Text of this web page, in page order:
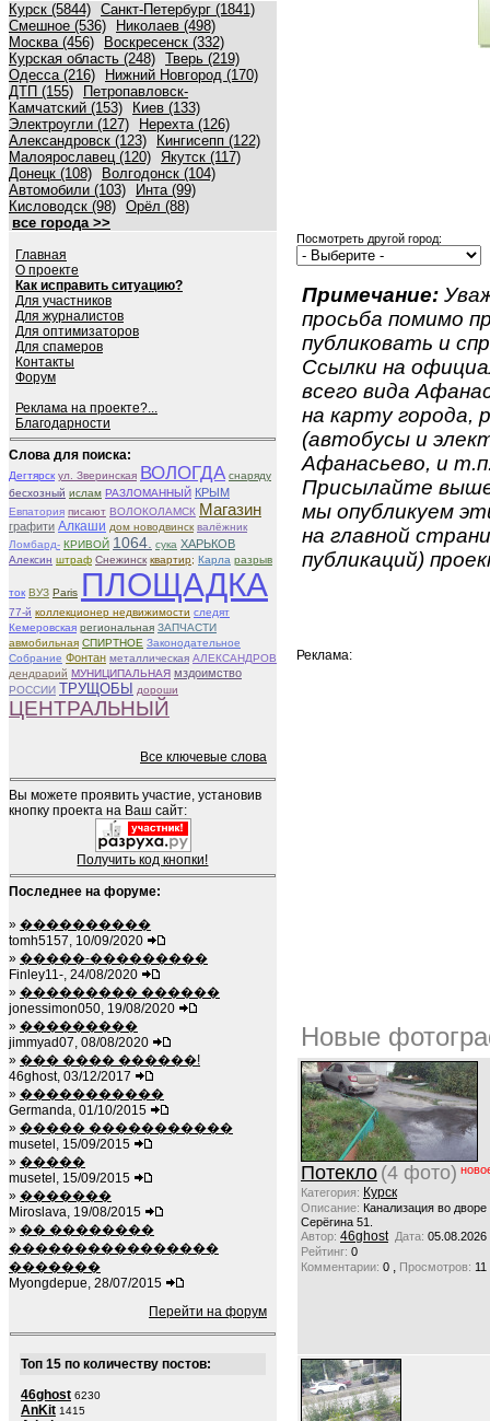
Курск (5844) Санкт-Петербург (1841)
Смешное (536)
Николаев (498)
Москва (456)
Воскресенск (332)
Курская область (248) Тверь (219)
Одесса (216)
Нижний Новгород (170)
ДТП (155)
Петропавловск-
Камчатский (153)
Киев (133)
Электроугли (127)
Нерехта (126)
Александровск (123)
Кингисепп (122)
Малоярославец (120) Якутск (117)
Донецк (108)
Волгодонск (104)
Автомобили (103)
Инта (99)
Кисловодск (98) Орёл (88)
все города >>
Главная
О проекте
Как исправить ситуацию?
Для участников
Для журналистов
Для оптимизаторов
Для спамеров
Контакты
Форум
Реклама на проекте?...
Благодарности
Слова для поиска:
Дегтярск ул. Зверинская ВОЛОГДА снаряду
бесхозный ислам РАЗЛОМАННЫЙ КРЫМ
Евпатория писают ВОЛОКОЛАМСК Магазин
графити Алкаши дом новодвинск валёжник
Ломбард- КРИВОЙ 1064. сука ХАРЬКОВ
Алексин штраф Снежинск квартир; Карла разрыв
ток ВУЗ Paris ПЛОЩАДКА
77-й коллекционер недвижимости следят
Кемеровская региональная ЗАПЧАСТИ
авмобильная СПИРТНОЕ Законодательное
Собрание Фонтан металлическая АЛЕКСАНДРОВ
дендрарий МУНИЦИПАЛЬНАЯ мздоимство
РОССИИ ТРУЩОБЫ дороши
ЦЕНТРАЛЬНЫЙ
Все ключевые слова
Вы можете проявить участие, установив
кнопку проекта на Ваш сайт:
Получить код кнопки!
Последнее на форуме:
» ����������
tomh5157, 10/09/2020
» �����-���������
Finley11-, 24/08/2020
» ��������� ������
jonessimon050, 19/08/2020
» ���������
jimmyad07, 08/08/2020
» ��� ���� ������!
46ghost, 03/12/2017
» �����������
Germanda, 01/10/2015
» ����� �����������
musetel, 15/09/2015
» �����
musetel, 15/09/2015
» �������
Miroslava, 19/08/2015
» �� ��������
����������������
�������
Myongdepue, 28/07/2015
Перейти на форум
Топ 15 по количеству постов:
46ghost 6230
AnKit 1415
Посмотреть другой город:
Примечание:
просьба помимо
публиковать и
Ссылки на
всего вида
на карту города,
(автобусы и
Афанасьево, и
Присылайте
мы опубликуем
на главной
публикаций)
Реклама:
Новые
Потекло (4 фото)
Категория: Курск
Описание: Канализация во
Серёгина 51.
Автор: 46ghost Дата: 05.08.2026
Рейтинг: 0
Комментарии: 0 , Просмотров: 11